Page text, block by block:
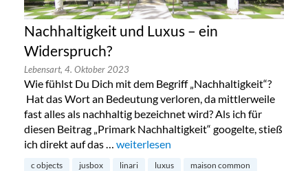
Nachhaltigkeit und Luxus – ein
Widerspruch?
Lebensart, 4. Oktober 2023
Wie fühlst Du Dich mit dem Begriff „Nachhaltigkeit“?
Hat das Wort an Bedeutung verloren, da mittlerweile
fast alles als nachhaltig bezeichnet wird? Als ich für
diesen Beitrag „Primark Nachhaltigkeit“ googelte, stieß
ich direkt auf das … „Nachhaltigkeit und Luxus – ein
weiterlesen
c objects jusbox linari luxus
maison common